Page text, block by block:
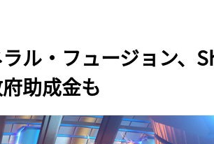
ル・フュージョン、
助成金も